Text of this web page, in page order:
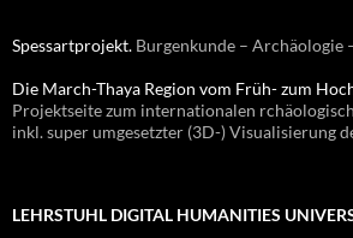
Spessartprojekt. Burgenkunde –
Die March-Thaya Region vom Früh- zum
Projektseite zum internationalen
inkl. super umgesetzter (3D-) Visualisierung
LEHRSTUHL DIGITAL HUMANITIES